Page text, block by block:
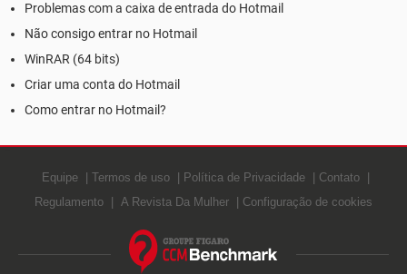
Problemas com a caixa de entrada do Hotmail
Não consigo entrar no Hotmail
WinRAR (64 bits)
Criar uma conta do Hotmail
Como entrar no Hotmail?
Equipe Termos de uso Política de Privacidade
Contato
Regulamento
A Revista Da Mulher Configuração de cookies